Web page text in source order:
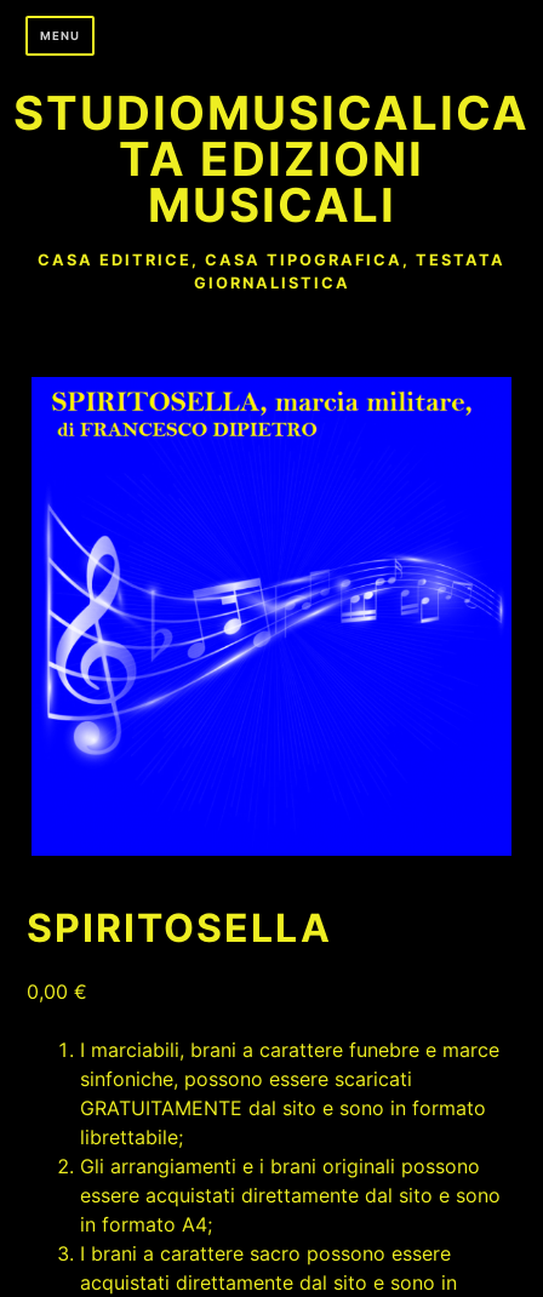
Skip
MENU
STUDIOMUSICALICA
TA EDIZIONI
MUSICALI
CASA EDITRICE, CASA TIPOGRAFICA, TESTATA
GIORNALISTICA
SPIRITOSELLA
0,00€
I marciabili, brani a carattere funebre e marce
sinfoniche, possono essere scaricati
GRATUITAMENTE dal sito e sono in formato
librettabile;
Gli arrangiamenti e i brani originali possono
essere acquistati direttamente dal sito e sono
in formato A4;
I brani a carattere sacro possono essere
acquistati direttamente dal sito e sono in